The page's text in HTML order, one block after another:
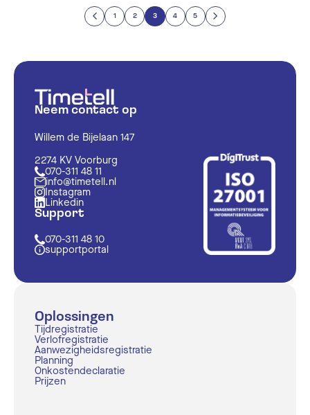
1 2 3 4 5
Neem contact op
Willem de Bijelaan 147
2274 KV Voorburg
070-311 48 11
info@timetell.nl
Instagram
Linkedin
Support
070-311 48 10
supportportal
Oplossingen
Tijdregistratie
Verlofregistratie
Aanwezigheidsregistratie
Planning
Onkostendeclaratie
Prijzen